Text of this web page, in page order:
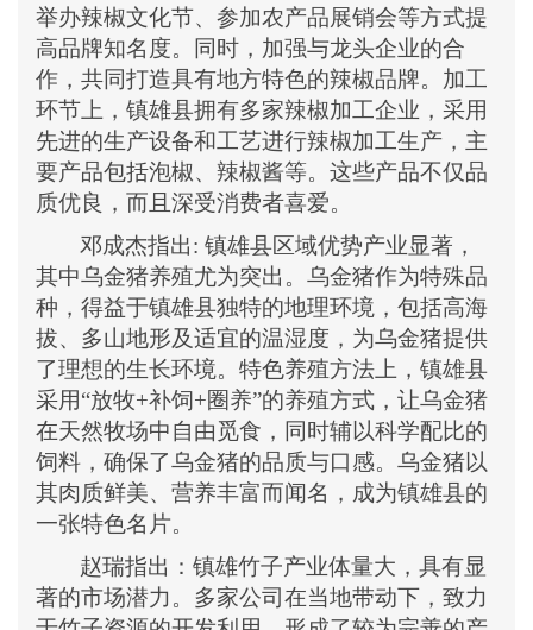
举办辣椒文化节、参加农产品展销会等方式提
高品牌知名度。同时，加强与龙头企业的合
作，共同打造具有地方特色的辣椒品牌。加工
环节上，镇雄县拥有多家辣椒加工企业，采用
先进的生产设备和工艺进行辣椒加工生产，主
要产品包括泡椒、辣椒酱等。这些产品不仅品
质优良，而且深受消费者喜爱。
邓成杰指出: 镇雄县区域优势产业显著，
其中乌金猪养殖尤为突出。乌金猪作为特殊品
种，得益于镇雄县独特的地理环境，包括高海
拔、多山地形及适宜的温湿度，为乌金猪提供
了理想的生长环境。特色养殖方法上，镇雄县
采用“放牧+补饲+圈养”的养殖方式，让乌金猪
在天然牧场中自由觅食，同时辅以科学配比的
饲料，确保了乌金猪的品质与口感。乌金猪以
其肉质鲜美、营养丰富而闻名，成为镇雄县的
一张特色名片。
赵瑞指出 ： 镇雄竹子产业体量大，具有显
著的市场潜力。多家公司在当地带动下，致力